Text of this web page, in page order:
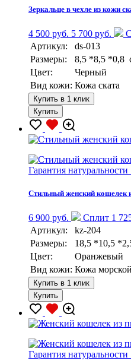
Зеркальце в чехле из кожи
4 500 руб. 5 700 руб.
Артикул:
ds-013
Размеры:
8,5 *8,5 *0,8
Цвет:
Черный
Вид кожи: Кожа ската
Купить в 1 клик
Купить
Гарантия натуральности
Стильный женский кошелек
6 900 руб.
Сплит 1
Артикул:
kz-204
Размеры:
18,5 *10,5
Цвет:
Оранжевый
Вид кожи: Кожа
Купить в 1 клик
Купить
Гарантия натуральности